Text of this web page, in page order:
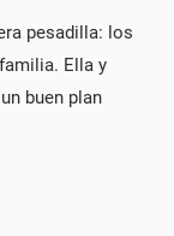
pesadilla: los
Ella y
buen plan